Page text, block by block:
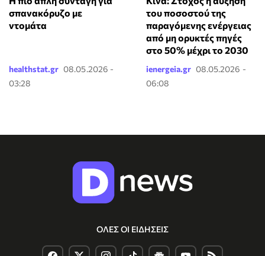
σπανακόρυζο με
ντομάτα
healthstat.gr 08.05.2026 -
03:28
του ποσοστού της
παραγόμενης ενέργειας
από μη ορυκτές πηγές
στο 50% μέχρι το 2030
ienergeia.gr 08.05.2026 -
06:08
ΟΛΕΣ ΟΙ ΕΙΔΗΣΕΙΣ